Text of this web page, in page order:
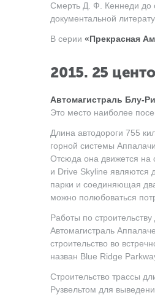
Смерть Д. Ф. Кеннеди до
документальной
В серии «Прекрасная
2015. 25
Автомагистраль Блу-
Это место наиболее
Длина автодороги 755
горной системы
Отсюда она движется на
и Drive Skyline являются
парки и соединяющая
можно полюбоваться
Работы по
Автомагистраль
строительство во
назван Blue Ridge
Строительство трассы
Рузвельтом для